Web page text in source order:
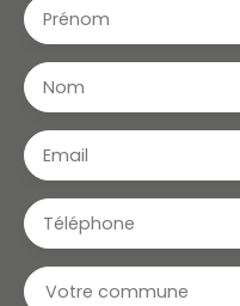
Prénom
Nom
Email
Téléphone
Votre commune